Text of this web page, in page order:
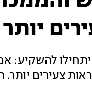
יותר
להשקיע:
צעירים